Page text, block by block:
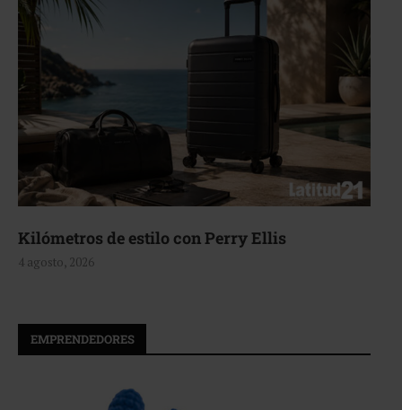
Kilómetros de estilo con Perry Ellis
4 agosto, 2026
EMPRENDEDORES